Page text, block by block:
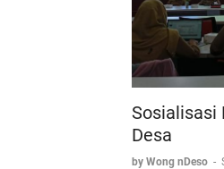
Sosialisasi
Desa
by Wong nDeso -